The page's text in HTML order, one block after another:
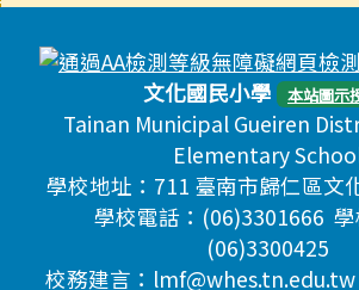
頁尾區域內容
文化國民小學 本站圖示
Tainan Municipal Gueiren
Elementary
學校地址：711 臺南市歸仁區文
學校電話：(06)3301666 學
(06)3300425
校務建言：lmf@whes.tn.edu.tw